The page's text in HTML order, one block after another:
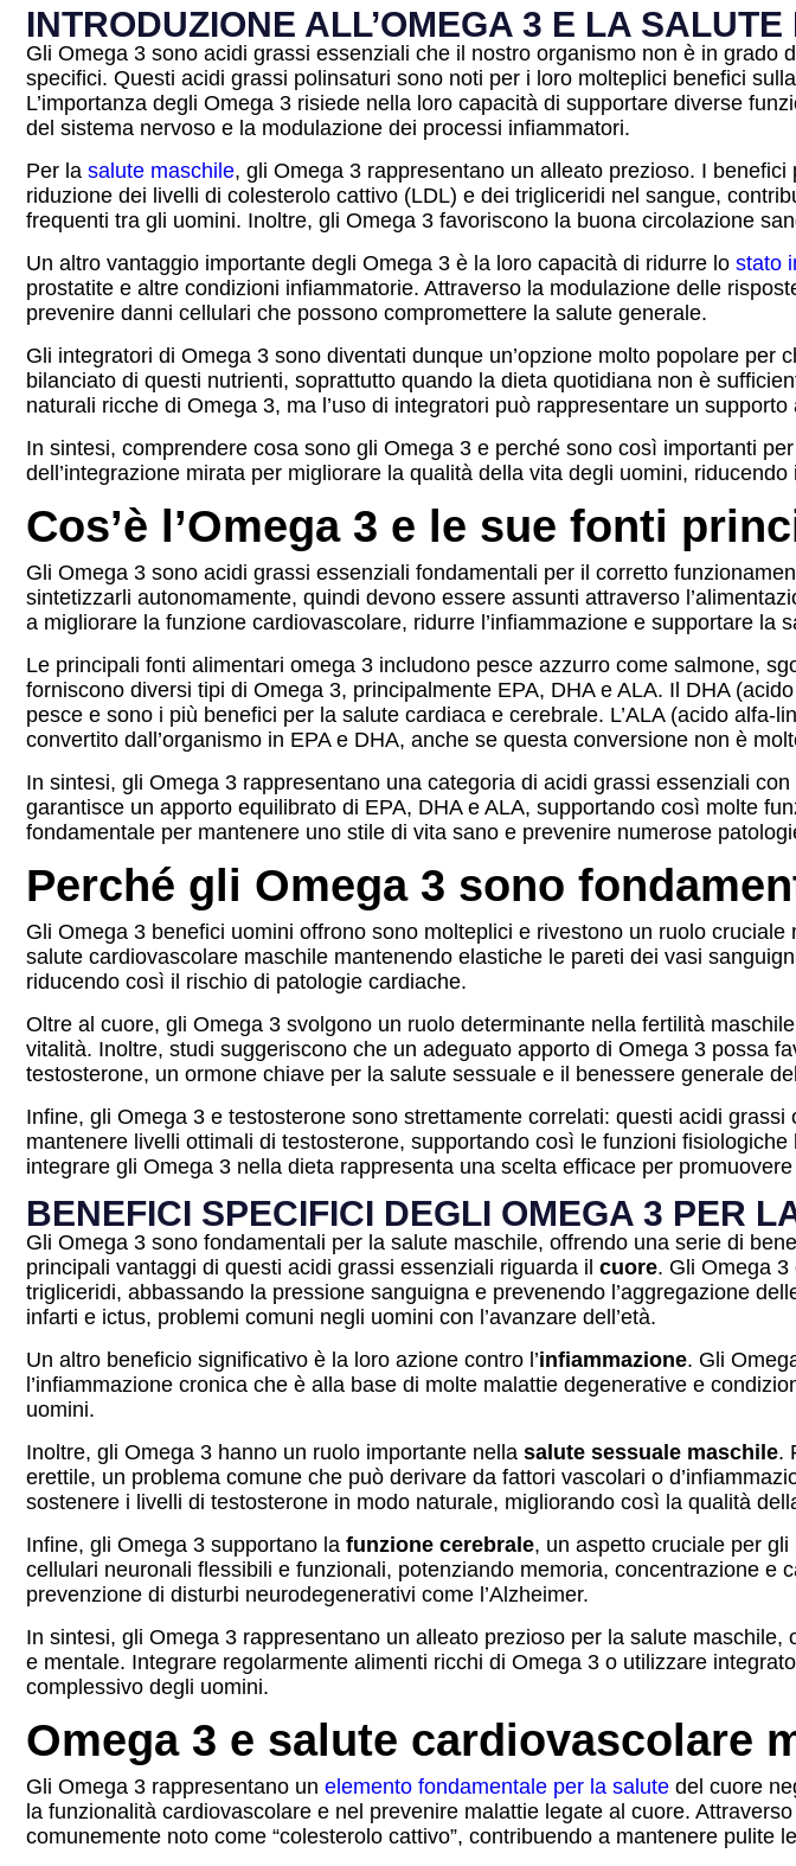
INTRODUZIONE ALL’OMEGA 3 E LA
Gli Omega 3 sono acidi grassi essenziali che il nostro organismo non è in
specifici. Questi acidi grassi polinsaturi sono noti per i loro molteplici benefici
L’importanza degli Omega 3 risiede nella loro capacità di supportare diverse
del sistema nervoso e la modulazione dei processi infiammatori.
Per la salute maschile, gli Omega 3 rappresentano un alleato prezioso. I
riduzione dei livelli di colesterolo cattivo (LDL) e dei trigliceridi nel sangue,
frequenti tra gli uomini. Inoltre, gli Omega 3 favoriscono la buona circolazione
Un altro vantaggio importante degli Omega 3 è la loro capacità di ridurre lo stato
prostatite e altre condizioni infiammatorie. Attraverso la modulazione delle
prevenire danni cellulari che possono compromettere la salute generale.
Gli integratori di Omega 3 sono diventati dunque un’opzione molto popolare
bilanciato di questi nutrienti, soprattutto quando la dieta quotidiana non è
naturali ricche di Omega 3, ma l’uso di integratori può rappresentare un
In sintesi, comprendere cosa sono gli Omega 3 e perché sono così importanti
dell’integrazione mirata per migliorare la qualità della vita degli uomini,
Cos’è l’Omega 3 e le sue fonti
Gli Omega 3 sono acidi grassi essenziali fondamentali per il corretto
sintetizzarli autonomamente, quindi devono essere assunti attraverso
a migliorare la funzione cardiovascolare, ridurre l’infiammazione e supportare la
Le principali fonti alimentari omega 3 includono pesce azzurro come salmone,
forniscono diversi tipi di Omega 3, principalmente EPA, DHA e ALA. Il DHA
pesce e sono i più benefici per la salute cardiaca e cerebrale. L’ALA (acido
convertito dall’organismo in EPA e DHA, anche se questa conversione non è
In sintesi, gli Omega 3 rappresentano una categoria di acidi grassi essenziali
garantisce un apporto equilibrato di EPA, DHA e ALA, supportando così molte
fondamentale per mantenere uno stile di vita sano e prevenire numerose
Perché gli Omega 3 sono
Gli Omega 3 benefici uomini offrono sono molteplici e rivestono un ruolo
salute cardiovascolare maschile mantenendo elastiche le pareti dei vasi
riducendo così il rischio di patologie cardiache.
Oltre al cuore, gli Omega 3 svolgono un ruolo determinante nella fertilità
vitalità. Inoltre, studi suggeriscono che un adeguato apporto di Omega 3 possa
testosterone, un ormone chiave per la salute sessuale e il benessere generale
Infine, gli Omega 3 e testosterone sono strettamente correlati: questi acidi
mantenere livelli ottimali di testosterone, supportando così le funzioni
integrare gli Omega 3 nella dieta rappresenta una scelta efficace per
BENEFICI SPECIFICI DEGLI OMEGA 3 PER
Gli Omega 3 sono fondamentali per la salute maschile, offrendo una serie di
principali vantaggi di questi acidi grassi essenziali riguarda il cuore. Gli Omega
trigliceridi, abbassando la pressione sanguigna e prevenendo l’aggregazione
infarti e ictus, problemi comuni negli uomini con l’avanzare dell’età.
Un altro beneficio significativo è la loro azione contro l’infiammazione. Gli
l’infiammazione cronica che è alla base di molte malattie degenerative e
uomini.
Inoltre, gli Omega 3 hanno un ruolo importante nella salute sessuale maschile.
erettile, un problema comune che può derivare da fattori vascolari o
sostenere i livelli di testosterone in modo naturale, migliorando così la qualità
Infine, gli Omega 3 supportano la funzione cerebrale, un aspetto cruciale per
cellulari neuronali flessibili e funzionali, potenziando memoria, concentrazione
prevenzione di disturbi neurodegenerativi come l’Alzheimer.
In sintesi, gli Omega 3 rappresentano un alleato prezioso per la salute
e mentale. Integrare regolarmente alimenti ricchi di Omega 3 o utilizzare
complessivo degli uomini.
Omega 3 e salute cardiovascolare
Gli Omega 3 rappresentano un elemento fondamentale per la salute del cuore
la funzionalità cardiovascolare e nel prevenire malattie legate al cuore.
comunemente noto come “colesterolo cattivo”, contribuendo a mantenere pulite